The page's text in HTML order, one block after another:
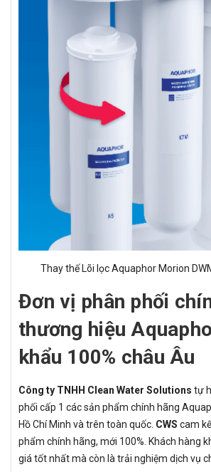
Thay thế Lõi lọc Aquaphor Morion
Đơn vị phân phối
thương hiệu
khẩu 100% châu Âu
Công ty TNHH Clean Water Solutions tự
phối cấp 1 các sản phẩm chính hãng
Hồ Chí Minh và trên toàn quốc. CWS cam
phẩm chính hãng, mới 100%. Khách hàng
giá tốt nhất mà còn là trải nghiệm dịch vụ